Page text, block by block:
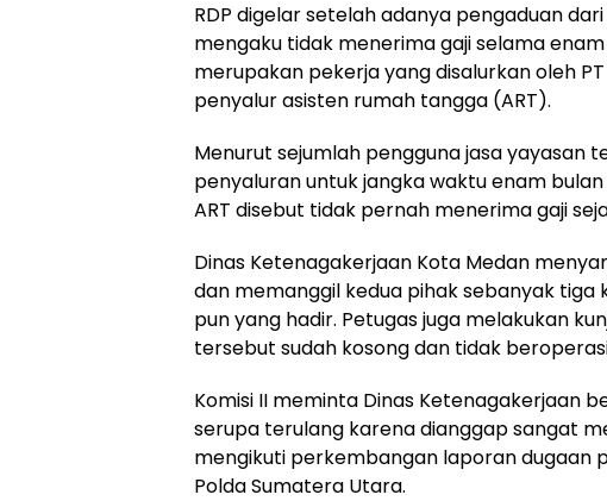
RDP digelar setelah adanya pengaduan
mengaku tidak menerima gaji selama
merupakan pekerja yang disalurkan oleh
penyalur asisten rumah tangga (ART).
Menurut sejumlah pengguna jasa
penyaluran untuk jangka waktu enam
ART disebut tidak pernah menerima gaji
Dinas Ketenagakerjaan Kota Medan
dan memanggil kedua pihak sebanyak tiga
pun yang hadir. Petugas juga melakukan
tersebut sudah kosong dan tidak
Komisi II meminta Dinas Ketenagakerjaan
serupa terulang karena dianggap sangat
mengikuti perkembangan laporan dugaan
Polda Sumatera Utara.